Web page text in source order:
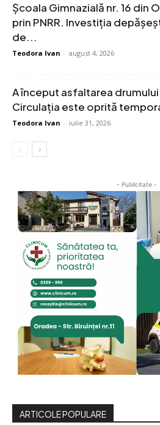
Școala Gimnazială nr. 16 din
prin PNRR. Investiția
de...
Teodora Ivan - august 4, 2026
A început asfaltarea
Circulația este oprită
Teodora Ivan - iulie 31, 2026
- Publicitate -
ARTICOLE POPULARE